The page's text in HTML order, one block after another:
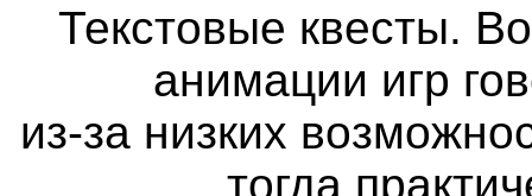
Текстовые квесты.
анимации игр
из-за низких
тогда